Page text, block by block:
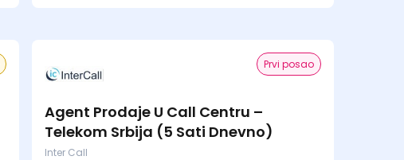
Prvi posao
Agent Prodaje U Call Centru –
Telekom Srbija (5 Sati Dnevno)
Inter Call